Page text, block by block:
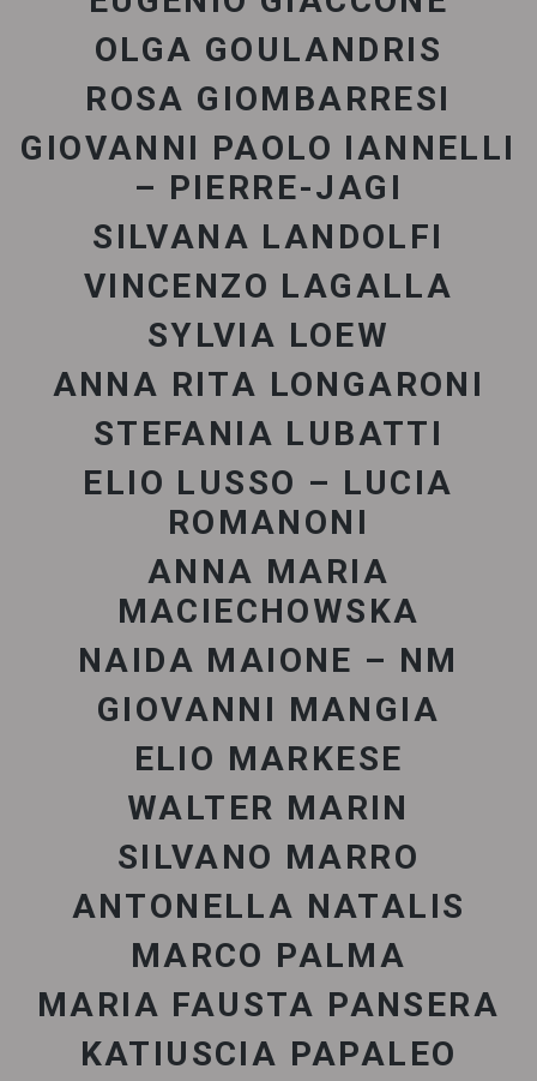
OLGA GOULANDRIS
ROSA GIOMBARRESI
GIOVANNI PAOLO IANNELLI
– PIERRE-JAGI
SILVANA LANDOLFI
VINCENZO LAGALLA
SYLVIA LOEW
ANNA RITA LONGARONI
STEFANIA LUBATTI
ELIO LUSSO – LUCIA
ROMANONI
ANNA MARIA
MACIECHOWSKA
NAIDA MAIONE – NM
GIOVANNI MANGIA
ELIO MARKESE
WALTER MARIN
SILVANO MARRO
ANTONELLA NATALIS
MARCO PALMA
MARIA FAUSTA PANSERA
KATIUSCIA PAPALEO